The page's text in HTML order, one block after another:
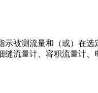
示被测流量和（或）在
流量计、容积流量计